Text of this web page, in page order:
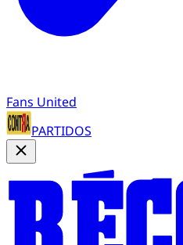
Fans United
PARTIDOS